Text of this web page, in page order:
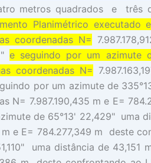
metros quadrados e três
Planimétrico executado
coordenadas N=
e seguindo por um azimute
coordenadas N=
por um azimute de
N= 7.987.190,435 m e E=
de 65°13' 22,429" uma
e E= 784.277,349 m deste
uma distância de 43,151